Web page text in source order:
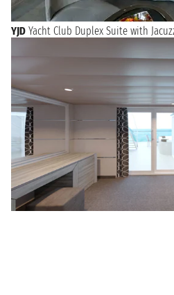
YJD Yacht Club Duplex Suite with